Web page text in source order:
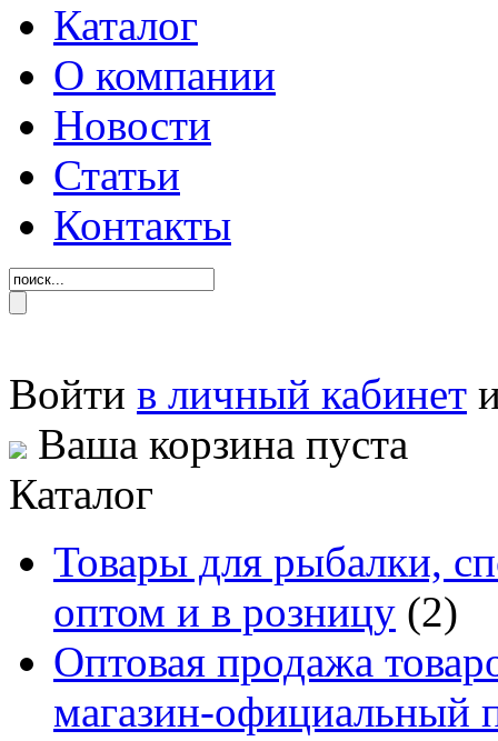
Каталог
О компании
Новости
Статьи
Контакты
Войти в личный кабинет
Ваша корзина пуста
Каталог
Товары для рыбалки,
оптом и в розницу (2)
Оптовая продажа
магазин-официальный